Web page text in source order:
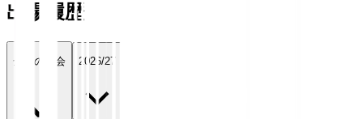
出場履歴
全ての大会 2026/27